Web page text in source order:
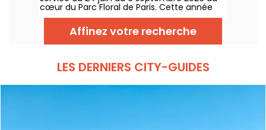
cœur du Parc Floral de Paris. Cette année
encore, Classique au Vert invite les
mélomanes et les néophytes à prendre du
bon tempo et du beau temps auprès
d’artistes reconnus et en devenir.
Affinez votre recherche
LES DERNIERS CITY-GUIDES